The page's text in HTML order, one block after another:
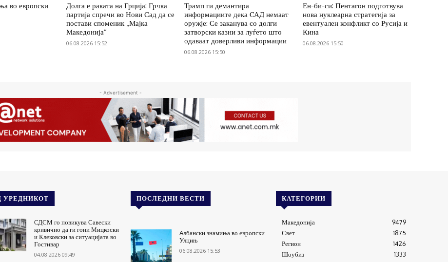
во европски
Долга е раката на Грција: Грчка
партија спречи во Нови Сад да се
постави споменик „Мајка
Македонија“
06.08.2026 15:52
Трамп ги демантира
информациите дека САД немаат
оружје: Се заканува со долги
затворски казни за луѓето што
одаваат доверливи информации
06.08.2026 15:50
Ен-би-си: Пентагон подготвува
нова нуклеарна стратегија за
евентуален конфликт со Русија и
Кина
06.08.2026 15:50
- Advertisement -
УРЕДНИКОТ
СДСМ го повикува Савески
кривично да ги гони Мицкоски
и Клековски за ситуацијата во
Гостивар
04.08.2026 09:49
ПОСЛЕДНИ ВЕСТИ
Aлбански знамиња во европски
Улцињ
06.08.2026 15:53
КАТЕГОРИИ
Македонија
9479
Свет
1875
Регион
1426
Шоубиз
1333